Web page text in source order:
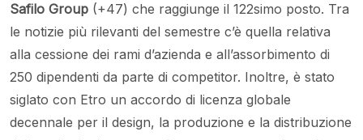
Safilo Group (+47) che raggiunge il 122simo posto. Tra
le notizie più rilevanti del semestre c’è quella relativa
alla cessione dei rami d’azienda e all’assorbimento di
250 dipendenti da parte di competitor. Inoltre, è stato
siglato con Etro un accordo di licenza globale
decennale per il design, la produzione e la distribuzione